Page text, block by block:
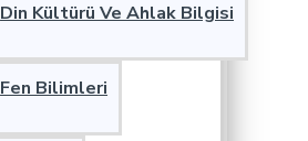
Din Kültürü Ve Ahlak Bilgisi
Fen Bilimleri